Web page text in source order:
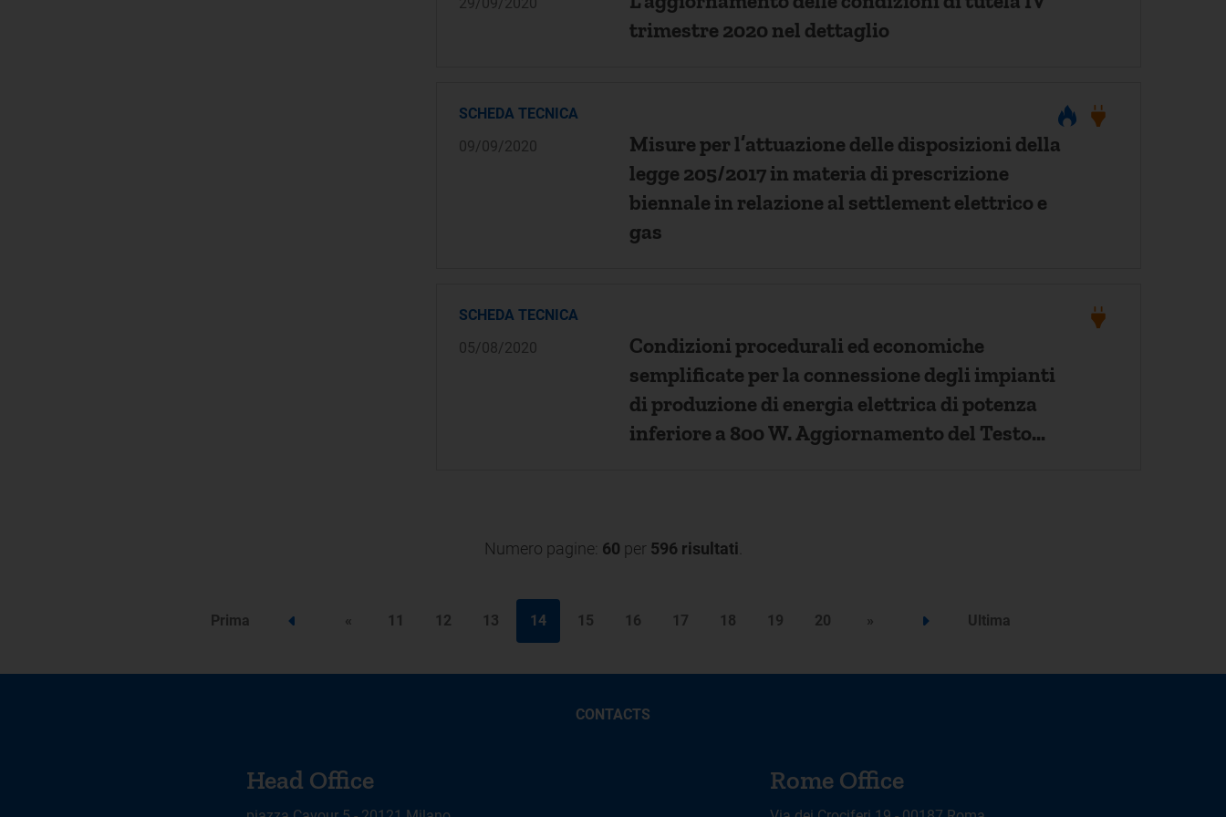
trimestre 2020 nel dettaglio
SCHEDA TECNICA
09/09/2020
Misure per l’attuazione delle disposizioni della
legge 205/2017 in materia di prescrizione
biennale in relazione al settlement elettrico e
gas
SCHEDA TECNICA
05/08/2020
Condizioni procedurali ed economiche
semplificate per la connessione degli impianti
di produzione di energia elettrica di potenza
inferiore a 800 W. Aggiornamento del Testo
Numero pagine: 60 per 596 risultati
Prima
Step precedente
« 11 12 13 14 15 16 17 18 19 20 »
Step successivo
Ultima
CONTACTS
Head Office Rome Office